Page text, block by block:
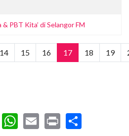
& PBT Kita’ di Selangor FM
14 15 16 17 18 19
LinkedIn
WhatsApp
Email
Print